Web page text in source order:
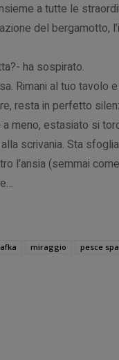
a tutte le
del bergamotto,
ha sospirato.
Rimani al tuo tavolo
resta in perfetto
meno, estasiato si
scrivania. Sta
l’ansia (semmai
miraggio pesce